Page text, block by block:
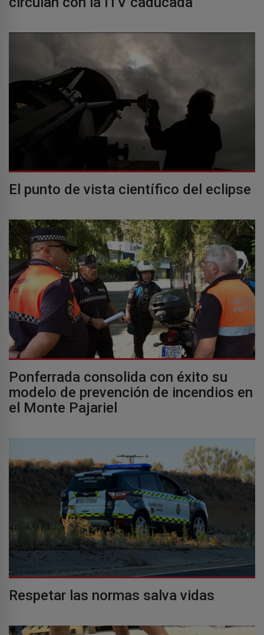
El punto de vista científico del eclipse
Ponferrada consolida con éxito su
modelo de prevención de incendios en
el Monte Pajariel
Respetar las normas salva vidas